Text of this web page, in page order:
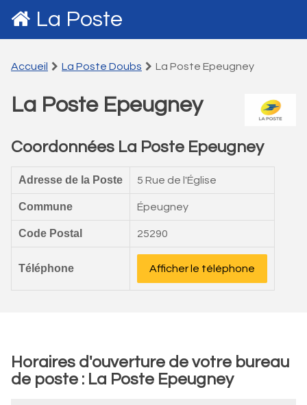
La Poste
Accueil La Poste Doubs La Poste Epeugney
La Poste Epeugney
Coordonnées La Poste Epeugney
Adresse de la Poste 5 Rue de l'Église
Commune Épeugney
Code Postal 25290
Téléphone Afficher le téléphone
Horaires d'ouverture de votre bureau
de poste : La Poste Epeugney